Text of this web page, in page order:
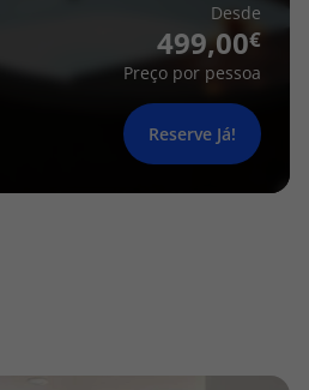
Desde
499,00
Preço por pessoa
Reserve Já!